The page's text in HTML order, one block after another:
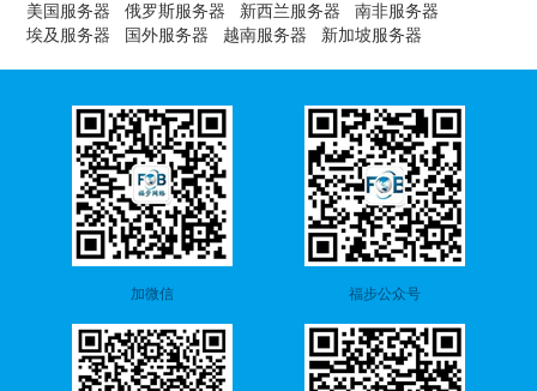
美国服务器
俄罗斯服务器 新西兰服务器
南非服务器
埃及服务器
国外服务器 越南服务器 新加坡服务器
加微信 福步公众号